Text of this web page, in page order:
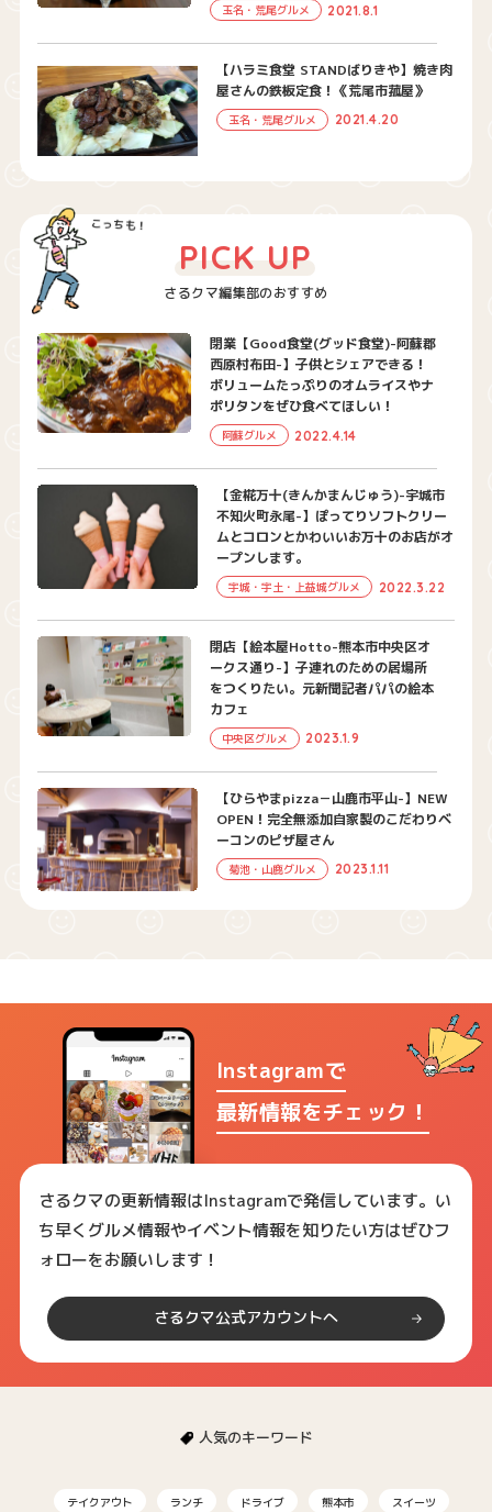
玉名・荒尾グルメ 2021.8.1
【ハラミ食堂 STANDばりきや】焼き肉
屋さんの鉄板定食！《荒尾市菰屋》
玉名・荒尾グルメ 2021.4.20
さるクマ編集部のおすすめ
PICK UP
閉業【Good食堂(グッド食堂)-阿蘇郡
西原村布田-】子供とシェアできる！
ボリュームたっぷりのオムライスやナ
ポリタンをぜひ食べてほしい！
阿蘇グルメ 2022.4.14
【金椛万十(きんかまんじゅう)-宇城市
不知火町永尾-】ぽってりソフトクリー
ムとコロンとかわいいお万十のお店がオ
ープンします。
宇城・宇土・上益城グルメ 2022.3.22
閉店【絵本屋Hotto-熊本市中央区オ
ークス通り-】子連れのための居場所
をつくりたい。元新聞記者パパの絵本
カフェ
中央区グルメ 2023.1.9
【ひらやまpizza－山鹿市平山-】NEW
OPEN！完全無添加自家製のこだわりベ
ーコンのピザ屋さん
菊池・山鹿グルメ 2023.1.11
Instagramで
最新情報をチェック！
さるクマの更新情報はInstagramで発信しています。い
ち早くグルメ情報やイベント情報を知りたい方はぜひフ
ォローをお願いします！
さるクマ公式アカウントへ
人気のキーワード
テイクアウト ランチ ドライブ 熊本市 スイーツ